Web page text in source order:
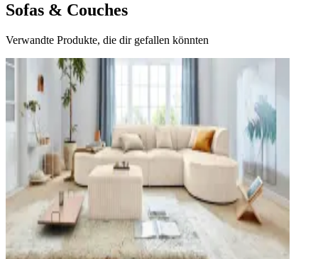
Sofas & Couches
Verwandte Produkte, die dir gefallen könnten